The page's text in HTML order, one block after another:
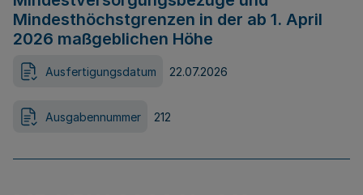
Mindesthöchstgrenzen in der ab 1. April
2026 maßgeblichen Höhe
Ausfertigungsdatum 22.07.2026
Ausgabennummer 212